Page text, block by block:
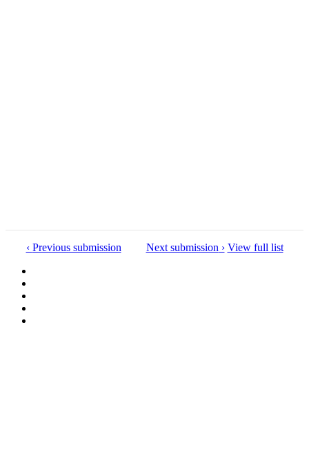
Item
navigation
Previous submission Next submission View full list